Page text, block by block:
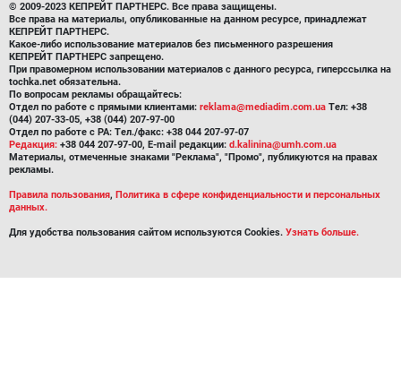
© 2009-2023 КЕПРЕЙТ ПАРТНЕРС. Все права защищены.
Все права на материалы, опубликованные на данном ресурсе, принадлежат
КЕПРЕЙТ ПАРТНЕРС.
Какое-либо использование материалов без письменного разрешения
КЕПРЕЙТ ПАРТНЕРС запрещено.
При правомерном использовании материалов с данного ресурса, гиперссылка на
tochka.net обязательна.
По вопросам рекламы обращайтесь:
Отдел по работе с прямыми клиентами: reklama@mediadim.com.ua Тел: +38
(044) 207-33-05, +38 (044) 207-97-00
Отдел по работе с РА: Тел./факс: +38 044 207-97-07
Редакция: +38 044 207-97-00, E-mail редакции: d.kalinina@umh.com.ua
Материалы, отмеченные знаками "Реклама", "Промо", публикуются на правах
рекламы.
Правила пользования, Политика в сфере конфиденциальности и персональных
данных.
Для удобства пользования сайтом используются Cookies. Узнать больше.